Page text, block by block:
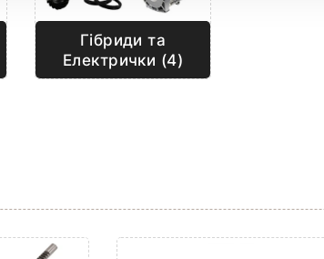
Гібриди та
Електрички (4)